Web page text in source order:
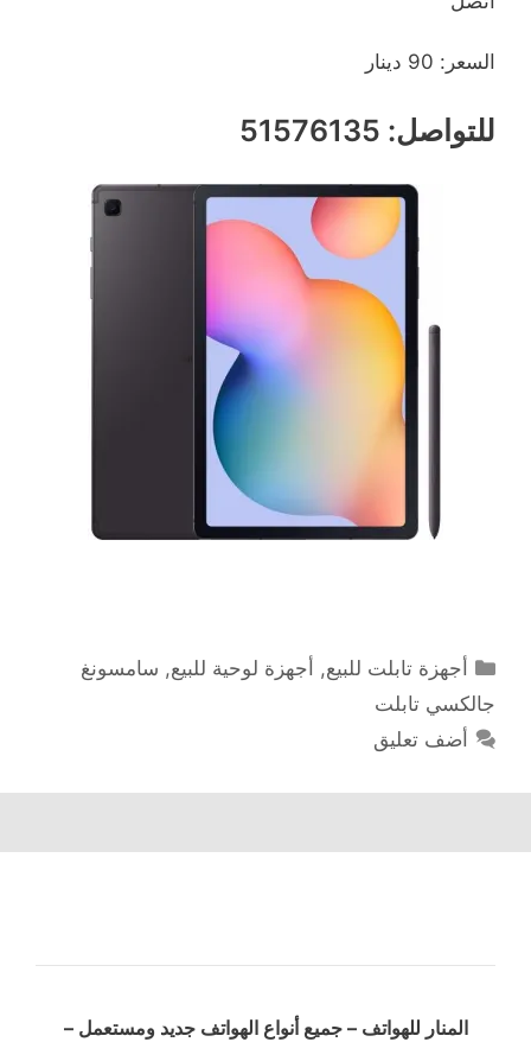
السعر: 90 دينار
للتواصل: 51576135
التصنيفات
أجهزة تابلت للبيع, أجهزة لوحية للبيع, سامسونغ
جالكسي تابلت
أضف تعليق
المنار للهواتف – جميع أنواع الهواتف جديد ومستعمل –